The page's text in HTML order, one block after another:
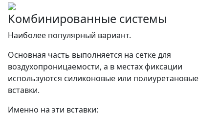
Комбинированные системы
Наиболее популярный вариант.
Основная часть выполняется на сетке для
воздухопроницаемости, а в местах фиксации
используются силиконовые или полиуретановые
вставки.
Именно на эти вставки: